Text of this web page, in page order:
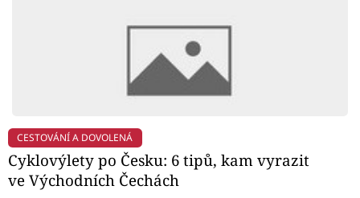
CESTOVÁNÍ A DOVOLENÁ
Cyklovýlety po Česku: 6 tipů, kam vyrazit
ve Východních Čechách